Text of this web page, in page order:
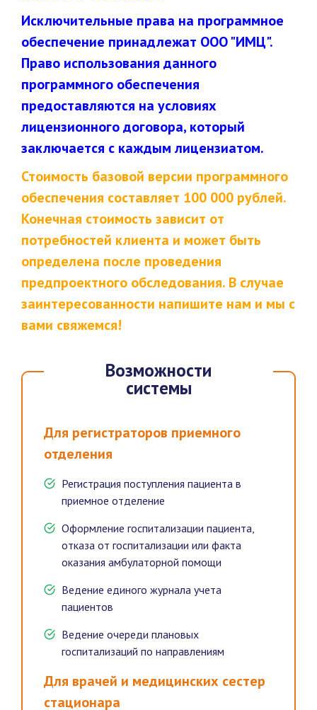
Исключительные права на программное
обеспечение принадлежат ООО "ИМЦ".
Право использования данного
программного обеспечения
предоставляются на условиях
лицензионного договора, который
заключается с каждым лицензиатом.
Стоимость базовой версии программного
обеспечения составляет 100 000 рублей.
Конечная стоимость зависит от
потребностей клиента и может быть
определена после проведения
предпроектного обследования. В случае
заинтересованности напишите нам и мы с
вами свяжемся!
Возможности
системы
Для регистраторов приемного
отделения
Регистрация поступления пациента в
приемное отделение
Оформление госпитализации пациента,
отказа от госпитализации или факта
оказания амбулаторной помощи
Ведение единого журнала учета
пациентов
Ведение очереди плановых
госпитализаций по направлениям
Для врачей и медицинских сестер
стационара